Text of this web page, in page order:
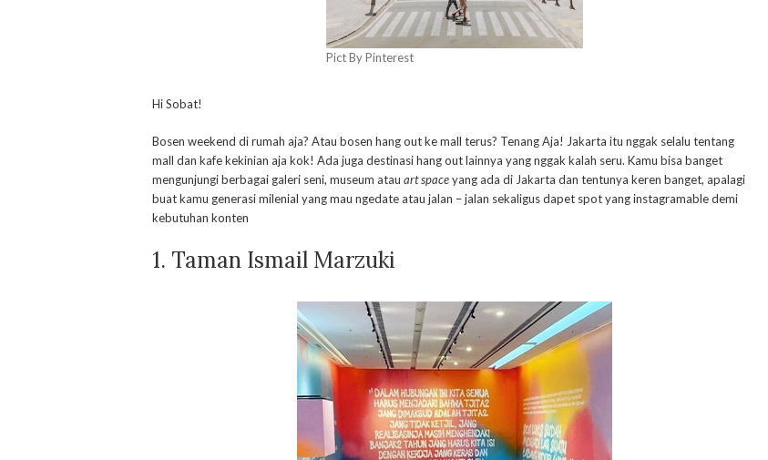
Pict By Pinterest
Hi Sobat!
Bosen weekend di rumah aja? Atau bosen hang out ke mall terus? Tenang Aja! Jakarta itu nggak selalu tentang
mall dan kafe kekinian aja kok! Ada juga destinasi hang out lainnya yang nggak kalah seru. Kamu bisa banget
mengunjungi berbagai galeri seni, museum atau art spaceyang ada di Jakarta dan tentunya keren banget, apalagi
buat kamu generasi milenial yang mau ngedate atau jalan – jalan sekaligus dapet spot yang instagramable demi
kebutuhan konten
1. Taman Ismail Marzuki